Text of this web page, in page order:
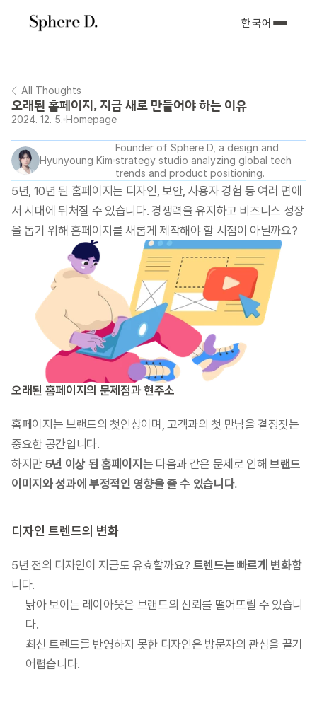
한국어
All Thoughts
오래된 홈페이지, 지금 새로 만들어야 하는 이유
2024. 12. 5. Homepage
Hyunyoung Kim
Founder of Sphere D, a design and
strategy studio analyzing global tech
trends and product positioning.
5년, 10년 된 홈페이지는 디자인, 보안, 사용자 경험 등 여러 면에
서 시대에 뒤처질 수 있습니다. 경쟁력을 유지하고 비즈니스 성장
을 돕기 위해 홈페이지를 새롭게 제작해야 할 시점이 아닐까요?
오래된 홈페이지의 문제점과 현주소
홈페이지는 브랜드의 첫인상이며, 고객과의 첫 만남을 결정짓는
중요한 공간입니다.
하지만 5년 이상 된 홈페이지 는 다음과 같은 문제로 인해 브랜드
이미지와 성과에 부정적인 영향을 줄 수 있습니다.
디자인 트렌드의 변화
5년 전의 디자인이 지금도 유효할까요? 트렌드는 빠르게 변화합
니다.
낡아 보이는 레이아웃은 브랜드의 신뢰를 떨어뜨릴 수 있습니
다.
최신 트렌드를 반영하지 못한 디자인은 방문자의 관심을 끌기
어렵습니다.